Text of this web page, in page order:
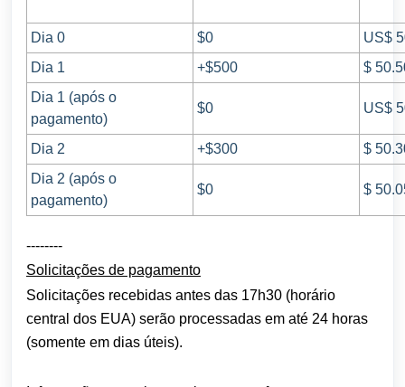
Dia 0 $0
US$
Dia 1
+$500
$
Dia 1 (após o
pagamento)
$0 US$
Dia 2 +$300
$
Dia 2 (após o
pagamento)
$0 $
--------
Solicitações de pagamento
Solicitações recebidas antes das 17h30 (horário
central dos EUA) serão processadas em até 24 horas
(somente em dias úteis).